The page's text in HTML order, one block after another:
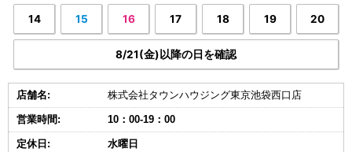
14 15 16 17 18 19 20
8/21(金)以降の日を確認
店舗名: 株式会社タウンハウジング東京池袋西口店
営業時間: 10：00-19：00
定休日: 水曜日